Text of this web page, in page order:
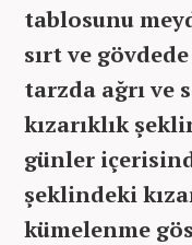
tablosunu
sırt ve
tarzda ağrı ve
kızarıklık
günler
şeklindeki
kümelenme